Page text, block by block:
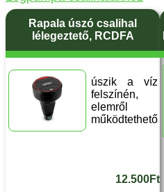
Rapala úszó csalihal
lélegeztető, RCDFA
úszik a víz
felszínén,
elemről
működtethető
12.500Ft